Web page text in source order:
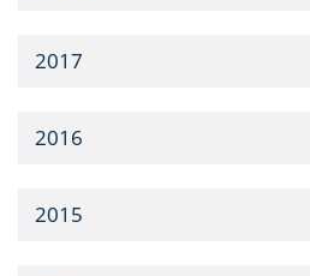
2017
2016
2015